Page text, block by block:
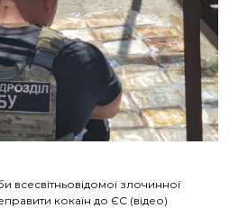
всесвітньовідомої злочинної
кокаїн до ЄС (відео)